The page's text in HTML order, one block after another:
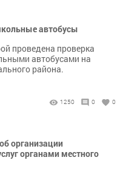
автобусы
проведена проверка
автобусами на
района.
1250 0 0
организации
органами местного